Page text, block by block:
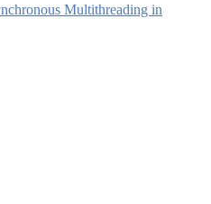
Multithreading in